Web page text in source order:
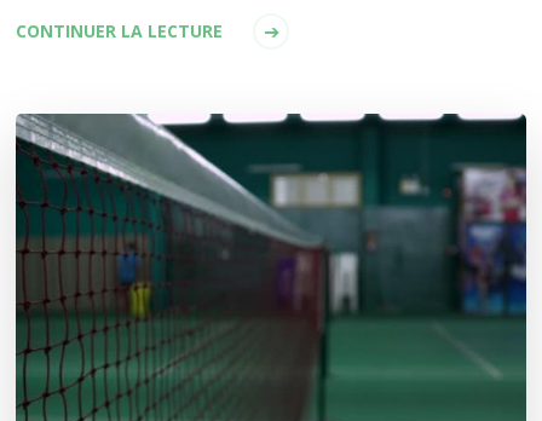
CONTINUER LA LECTURE